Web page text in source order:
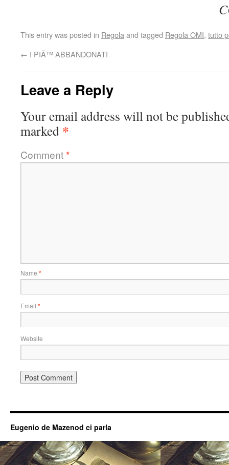
This entry was posted in Regola and tagged Regola OMI, tutto
← I PIÃ™ ABBANDONATI
Leave a Reply
Your email address will not be
marked *
Comment*
Name *
Email *
Website
Eugenio de Mazenod ci parla